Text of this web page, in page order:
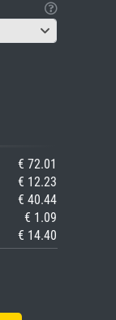
€ 72.01
€ 12.23
€ 40.44
€ 1.09
€ 14.40